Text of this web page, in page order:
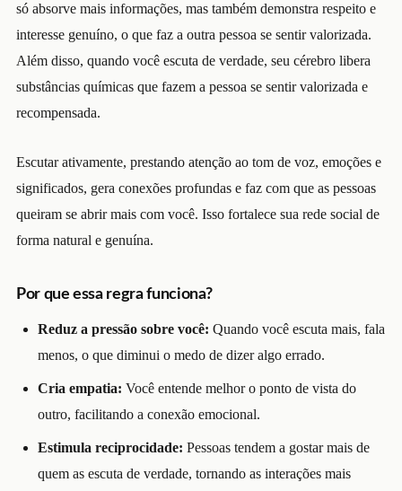
só absorve mais informações, mas também demonstra respeito e
interesse genuíno, o que faz a outra pessoa se sentir valorizada.
Além disso, quando você escuta de verdade, seu cérebro libera
substâncias químicas que fazem a pessoa se sentir valorizada e
recompensada.
Escutar ativamente, prestando atenção ao tom de voz, emoções e
significados, gera conexões profundas e faz com que as pessoas
queiram se abrir mais com você. Isso fortalece sua rede social de
forma natural e genuína.
Por que essa regra funciona?
Reduz a pressão sobre você: Quando você escuta mais, fala
menos, o que diminui o medo de dizer algo errado.
Cria empatia: Você entende melhor o ponto de vista do
outro, facilitando a conexão emocional.
Estimula reciprocidade: Pessoas tendem a gostar mais de
quem as escuta de verdade, tornando as interações mais